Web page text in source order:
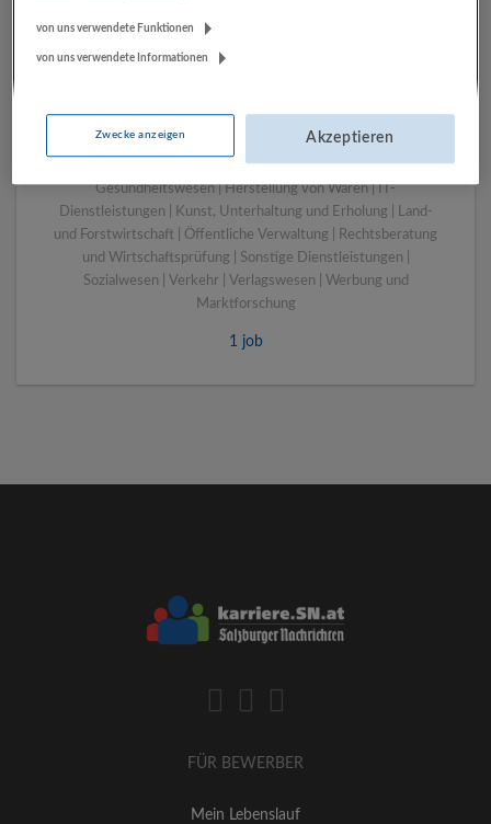
Bergheim bei Salzburg
Bau | Beherbergung und Gastronomie | Einzelhandel |
Energieversorgung | Finanz- und Versicherungsleistungen |
Gesundheitswesen | Herstellung von Waren | IT-
Dienstleistungen | Kunst, Unterhaltung und Erholung | Land-
und Forstwirtschaft | Öffentliche Verwaltung | Rechtsberatung
und Wirtschaftsprüfung | Sonstige Dienstleistungen |
Sozialwesen | Verkehr | Verlagswesen | Werbung und
Marktforschung
1 job
FÜR BEWERBER
Mein Lebenslauf
von uns verwendete Funktionen
von uns verwendete Informationen
Zwecke anzeigen Akzeptieren